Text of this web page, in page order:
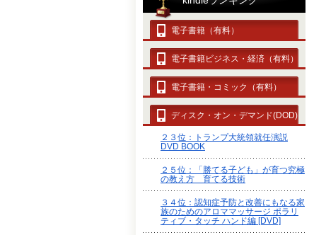
電子書籍（有料）
電子書籍ビジネス・経済（有料）
電子書籍・コミック（有料）
ディスク・オン・デマンド(DOD)
２３位：トランプ大統領就任演説
DVD BOOK
２５位：「勝てる子ども」が育つ究極
の教え方 育てる技術
３４位：認知症予防と改善にもなる家
族のためのアロママッサージ ポラリ
ティブ・タッチ ハンド編 [DVD]